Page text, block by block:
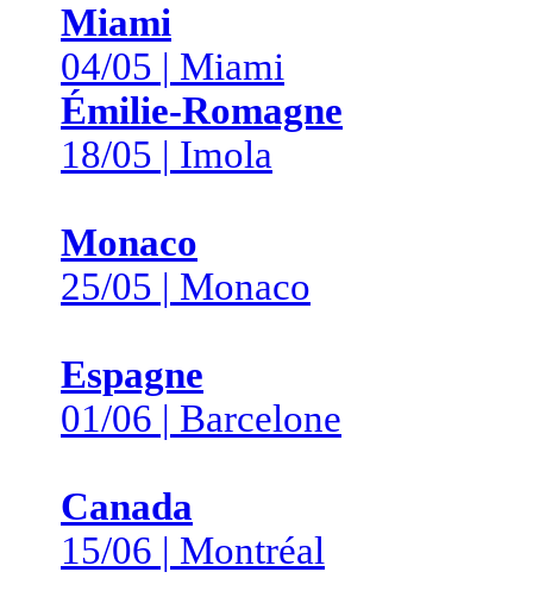
Miami
04/05 | Miami
Émilie-Romagne
18/05 | Imola
Monaco
25/05 | Monaco
Espagne
01/06 | Barcelone
Canada
15/06 | Montréal